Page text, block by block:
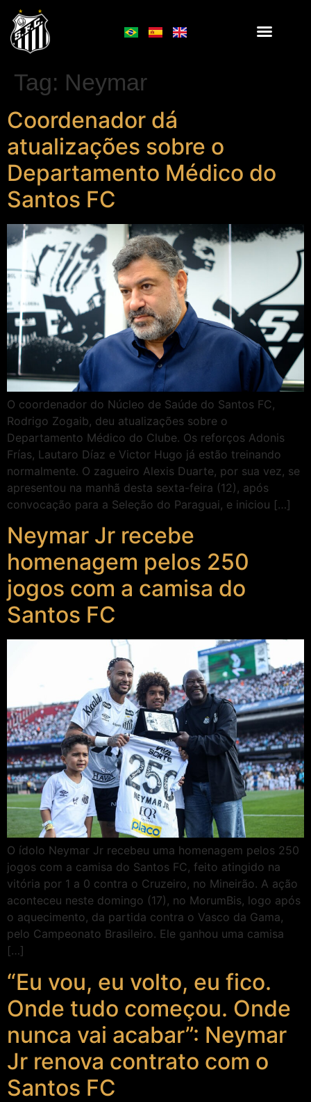
Tag: Neymar
Coordenador dá
atualizações sobre o
Departamento Médico do
Santos FC
O coordenador do Núcleo de Saúde do Santos FC,
Rodrigo Zogaib, deu atualizações sobre o
Departamento Médico do Clube. Os reforços Adonis
Frías, Lautaro Díaz e Victor Hugo já estão treinando
normalmente. O zagueiro Alexis Duarte, por sua vez, se
apresentou na manhã desta sexta-feira (12), após
convocação para a Seleção do Paraguai, e iniciou […]
Neymar Jr recebe
homenagem pelos 250
jogos com a camisa do
Santos FC
O ídolo Neymar Jr recebeu uma homenagem pelos 250
jogos com a camisa do Santos FC, feito atingido na
vitória por 1 a 0 contra o Cruzeiro, no Mineirão. A ação
aconteceu neste domingo (17), no MorumBis, logo após
o aquecimento, da partida contra o Vasco da Gama,
pelo Campeonato Brasileiro. Ele ganhou uma camisa
[…]
“Eu vou, eu volto, eu fico.
Onde tudo começou. Onde
nunca vai acabar”: Neymar
Jr renova contrato com o
Santos FC